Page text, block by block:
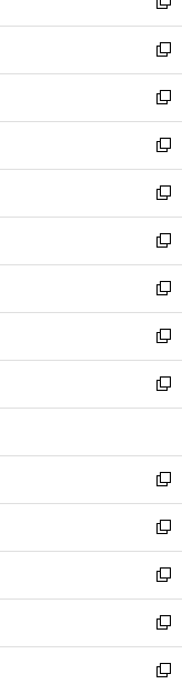
ウ
で
開
く
ィ
ン
ド
ウ
で
開
く
い
ウ
ィ
ン
ド
ウ
で
開
く
新
し
い
ウ
ィ
ン
ド
ウ
で
開
く
新
し
い
ウ
ィ
ン
ド
ウ
で
開
く
新
し
い
ウ
ィ
ン
ド
ウ
で
開
く
新
し
い
ウ
ィ
ン
ド
ウ
で
開
く
新
し
い
ウ
ィ
ン
ド
ウ
で
開
新
し
い
ウ
ィ
ン
ド
ウ
開
く
新
し
い
ウ
ィ
ン
ウ
で
開
く
新
し
い
ウ
ン
ド
ウ
で
開
く
新
し
ウ
ィ
ン
ド
ウ
で
開
く
新
し
い
ウ
ィ
ン
ド
ウ
で
新
し
い
ウ
ィ
ン
ド
新
し
い
ウ
ィ
新
し
い
新